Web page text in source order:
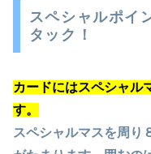
スペシャルポイ
タック！
カードにはスペシャル
す。
スペシャルマスを周り